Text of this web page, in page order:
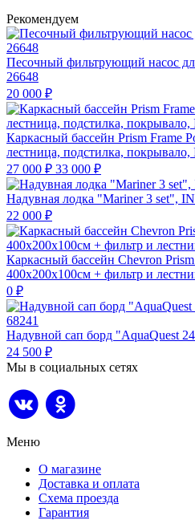
Рекомендуем
Песочный фильтрующий насос
26648
20 000 ₽
Каркасный бассейн Prism Frame
лестница, подстилка,
27 000 ₽ 33 000 ₽
Надувная лодка "Mariner 3 set",
22 000 ₽
Каркасный бассейн Chevron
400х200х100см + фильтр и
0 ₽
Надувной сап борд "AquaQuest
24 500 ₽
Мы в социальных сетях
Меню
О магазине
Доставка и оплата
Схема проезда
Гарантия